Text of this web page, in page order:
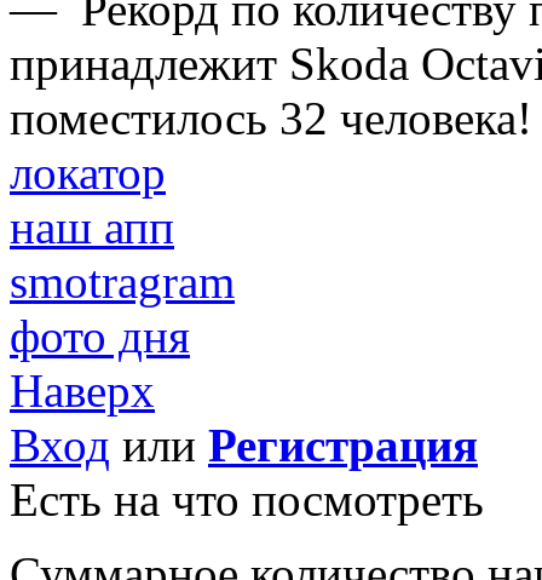
принадлежит Skoda
поместилось 32 человека!
локатор
наш апп
smotragram
фото дня
Наверх
Вход или Регистрация
Есть на что посмотреть